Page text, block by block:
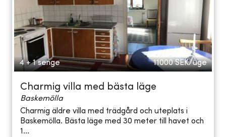
4 + 1 senge 11000 SEK/uge
Charmig villa med bästa läge
Baskemölla
Charmig äldre villa med trädgård och uteplats i
Baskemölla. Bästa läge med 30 meter till havet och
1...